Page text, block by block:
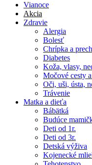
Vianoce
Akcia
Zdravie
Alergia
Bolesť
Chrípka a
Diabetes
Koža, vlasy,
Močové cesty
Oči, uši, ústa,
Trávenie
Matka a dieťa
Bábätká
Budúce
Deti od 1r.
Deti od 3r.
Detská výživa
Kojenecké